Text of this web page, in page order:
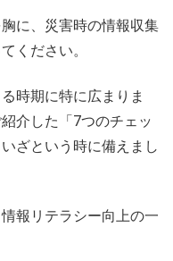
に、災害時の情報収集
ください。
時期に特に広まりま
介した「7つのチェッ
ざという時に備えまし
報リテラシー向上の一